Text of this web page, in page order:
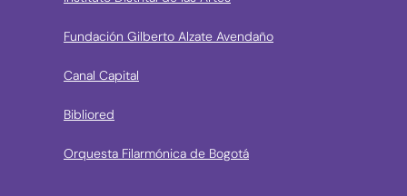
Fundación Gilberto Alzate Avendaño
Canal Capital
Bibliored
Orquesta Filarmónica de Bogotá